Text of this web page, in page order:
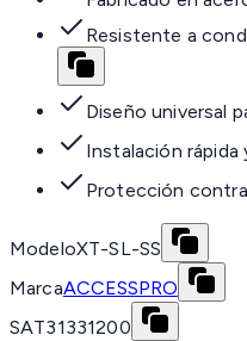
Resistente a
Diseño universal
Instalación rápida
Protección
ModeloXT-SL-SS
MarcaACCESSPRO
SAT31331200